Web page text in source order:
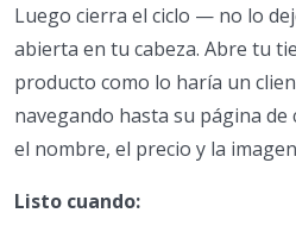
Luego cierra el ciclo — no lo
abierta en tu cabeza. Abre tu
producto como lo haría un
navegando hasta su página
el nombre, el precio y la
Listo cuando: